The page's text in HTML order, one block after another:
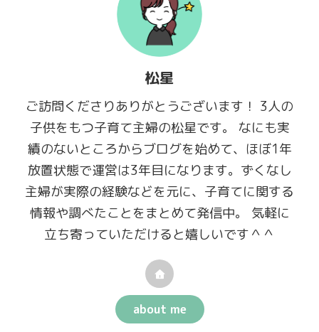
松星
ご訪問くださりありがとうございます！ 3人の
子供をもつ子育て主婦の松星です。 なにも実
績のないところからブログを始めて、ほぼ1年
放置状態で運営は3年目になります。ずくなし
主婦が実際の経験などを元に、子育てに関する
情報や調べたことをまとめて発信中。 気軽に
立ち寄っていただけると嬉しいです＾＾
about me